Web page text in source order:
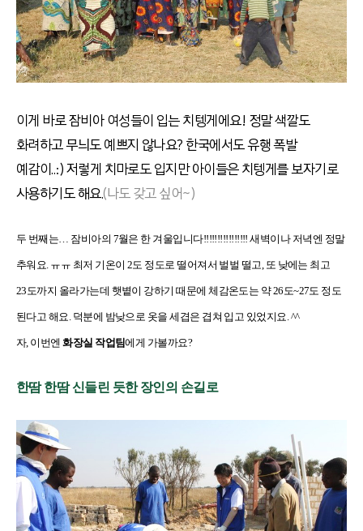
이게 바로 잠비아 여성들이 입는 치텡게에요! 정말 색깔도
화려하고 무늬도 예쁘지 않나요? 한국에서도 유행 폭발
예감이..:) 저렇게 치마로도 입지만 아이들은 치텡게를 보자기로
사용하기도 해요.(나도 갖고 싶어~)
두 번째는… 잠비아의 7월은 한 겨울입니다!!!!!!!!!!!!!!!! 새벽이나 저녁엔 정말
추워요. ㅠㅠ 최저 기온이 2도 정도로 떨어져서 벌벌 떨고, 또 낮에는 최고
23도까지 올라가는데 햇볕이 강하기 때문에 체감온도는 약 26도~27도 정도
된다고 해요. 덕분에 밤낮으로 옷을 세겹은 겹쳐 입고 있었지요. ^^
자, 이번엔화장실 작업팀에게 가볼까요?
한땀 한땀 신들린 듯한 장인의 손길로